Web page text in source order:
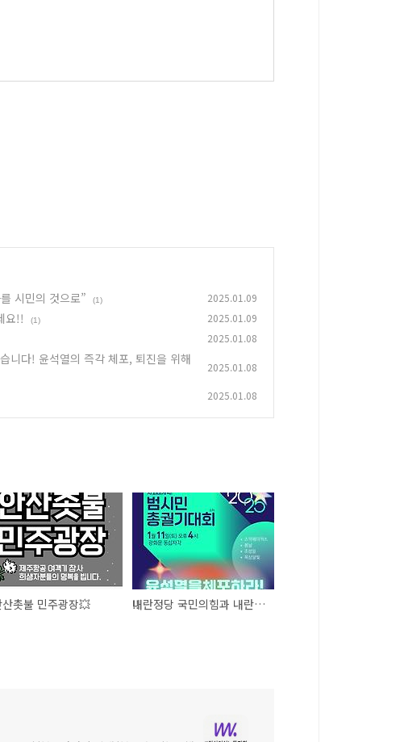
시민의 것으로”
(1) 2025.01.09
요!! (1) 2025.01.09
2025.01.08
니다! 윤석열의 즉각 체포, 퇴진을 위해
2025.01.08
2025.01.08
촛불 민주광장💥 ‼️내란정당 국민의힘과 내란수괴 윤석열의 저항이 연일 이어지고 있습니다! 윤석열의 즉각 체포, 퇴진을 위해 광화문으로 모여주세요‼️